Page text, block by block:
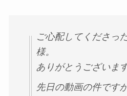
ご心配してくださっ
様。
ありがとうございます
先日の動画の件です